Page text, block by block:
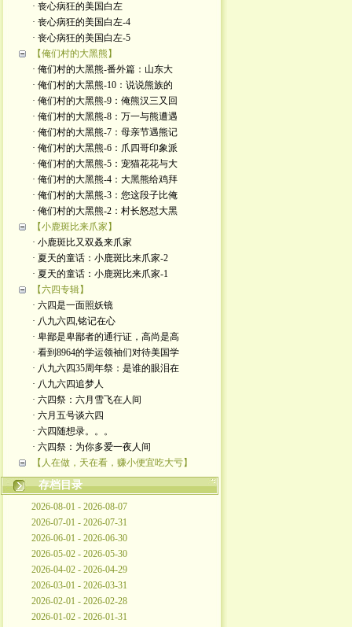
· 丧心病狂的美国白左
· 丧心病狂的美国白左-4
· 丧心病狂的美国白左-5
【俺们村的大黑熊】
· 俺们村的大黑熊-番外篇：山东大
· 俺们村的大黑熊-10：说说熊族的
· 俺们村的大黑熊-9：俺熊汉三又回
· 俺们村的大黑熊-8：万一与熊遭遇
· 俺们村的大黑熊-7：母亲节遇熊记
· 俺们村的大黑熊-6：爪四哥印象派
· 俺们村的大黑熊-5：宠猫花花与大
· 俺们村的大黑熊-4：大黑熊给鸡拜
· 俺们村的大黑熊-3：您这段子比俺
· 俺们村的大黑熊-2：村长怒怼大黑
【小鹿斑比来爪家】
· 小鹿斑比又双叒来爪家
· 夏天的童话：小鹿斑比来爪家-2
· 夏天的童话：小鹿斑比来爪家-1
【六四专辑】
· 六四是一面照妖镜
· 八九六四,铭记在心
· 卑鄙是卑鄙者的通行证，高尚是高
· 看到8964的学运领袖们对待美国学
· 八九六四35周年祭：是谁的眼泪在
· 八九六四追梦人
· 六四祭：六月雪飞在人间
· 六月五号谈六四
· 六四随想录。。。
· 六四祭：为你多爱一夜人间
【人在做，天在看，赚小便宜吃大亏】
存档目录
2026-08-01 - 2026-08-07
2026-07-01 - 2026-07-31
2026-06-01 - 2026-06-30
2026-05-02 - 2026-05-30
2026-04-02 - 2026-04-29
2026-03-01 - 2026-03-31
2026-02-01 - 2026-02-28
2026-01-02 - 2026-01-31